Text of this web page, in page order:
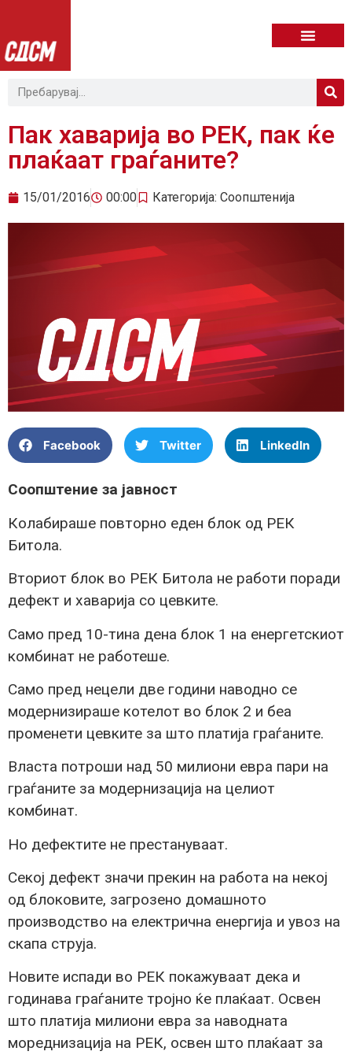
Пак хаварија во РЕК, пак ќе
плаќаат граѓаните?
15/01/2016 00:00 Категорија: Соопштенија
Facebook Twitter LinkedIn
Соопштение за јавност
Колабираше повторно еден блок од РЕК
Битола.
Вториот блок во РЕК Битола не работи поради
дефект и хаварија со цевките.
Само пред 10-тина дена блок 1 на енергетскиот
комбинат не работеше.
Само пред нецели две години наводно се
модернизираше котелот во блок 2 и беа
променети цевките за што платија граѓаните.
Власта потроши над 50 милиони евра пари на
граѓаните за модернизација на целиот
комбинат.
Но дефектите не престануваат.
Секој дефект значи прекин на работа на некој
од блоковите, загрозено домашното
производство на електрична енергија и увоз на
скапа струја.
Новите испади во РЕК покажуваат дека и
годинава граѓаните тројно ќе плаќаат. Освен
што платија милиони евра за наводната
мореднизација на РЕК, освен што плаќаат за